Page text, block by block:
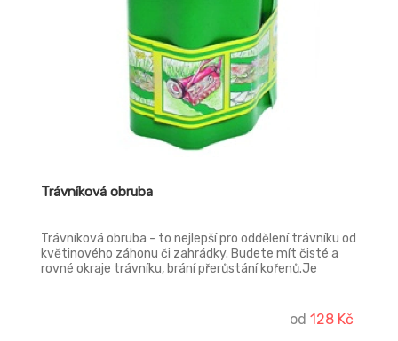
Trávníková obruba
Trávníková obruba - to nejlepší pro oddělení trávníku od
květinového záhonu či zahrádky. Budete mít čisté a
rovné okraje trávníku, brání přerůstání kořenů.Je
od 128 Kč